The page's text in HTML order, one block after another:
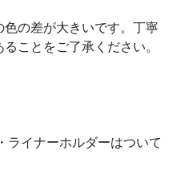
の差が大きいです。丁寧
ことをご了承ください。
イナーホルダーはついて